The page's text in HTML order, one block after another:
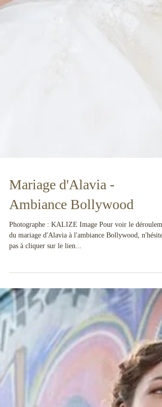
Mariage d'Alavia -
Ambiance Bollywood
Photographe : KALIZE Image Pour voir le